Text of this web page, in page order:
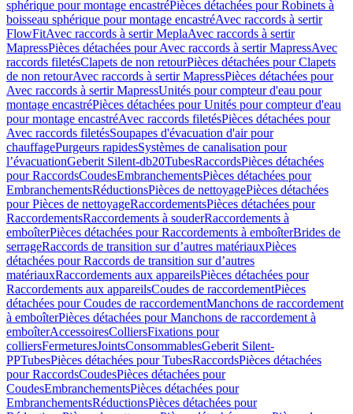
sphérique pour montage encastréPièces détachées pour Robinets à
boisseau sphérique pour montage encastréAvec raccords à sertir
FlowFitAvec raccords à sertir MeplaAvec raccords à sertir
MapressPièces détachées pour Avec raccords à sertir MapressAvec
raccords filetésClapets de non retourPièces détachées pour Clapets
de non retourAvec raccords à sertir MapressPièces détachées pour
Avec raccords à sertir MapressUnités pour compteur d'eau pour
montage encastréPièces détachées pour Unités pour compteur d'eau
pour montage encastréAvec raccords filetésPièces détachées pour
Avec raccords filetésSoupapes d'évacuation d'air pour
chauffagePurgeurs rapidesSystèmes de canalisation pour
l’évacuationGeberit Silent-db20TubesRaccordsPièces détachées
pour RaccordsCoudesEmbranchementsPièces détachées pour
EmbranchementsRéductionsPièces de nettoyagePièces détachées
pour Pièces de nettoyageRaccordementsPièces détachées pour
RaccordementsRaccordements à souderRaccordements à
emboîterPièces détachées pour Raccordements à emboîterBrides de
serrageRaccords de transition sur d’autres matériauxPièces
détachées pour Raccords de transition sur d’autres
matériauxRaccordements aux appareilsPièces détachées pour
Raccordements aux appareilsCoudes de raccordementPièces
détachées pour Coudes de raccordementManchons de raccordement
à emboîterPièces détachées pour Manchons de raccordement à
emboîterAccessoiresColliersFixations pour
colliersFermeturesJointsConsommablesGeberit Silent-
PPTubesPièces détachées pour TubesRaccordsPièces détachées
pour RaccordsCoudesPièces détachées pour
CoudesEmbranchementsPièces détachées pour
EmbranchementsRéductionsPièces détachées pour